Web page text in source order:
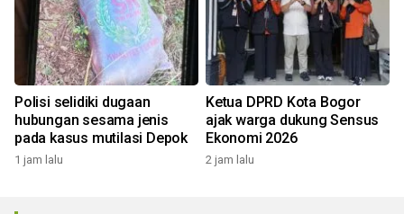
Polisi selidiki dugaan
hubungan sesama jenis
pada kasus mutilasi Depok
1 jam lalu
Ketua DPRD Kota Bogor
ajak warga dukung Sensus
Ekonomi 2026
2 jam lalu